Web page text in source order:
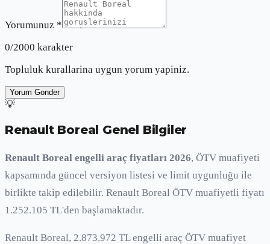
Yorumunuz *
0/2000 karakter
Topluluk kurallarina uygun yorum yapiniz.
Yorum Gonder
💡
Renault Boreal Genel Bilgiler
Renault Boreal engelli araç fiyatları 2026, ÖTV muafiyeti
kapsamında güncel versiyon listesi ve limit uygunluğu ile
birlikte takip edilebilir. Renault Boreal ÖTV muafiyetli fiyatı
1.252.105 TL'den başlamaktadır.
Renault Boreal, 2.873.972 TL engelli araç ÖTV muafiyet